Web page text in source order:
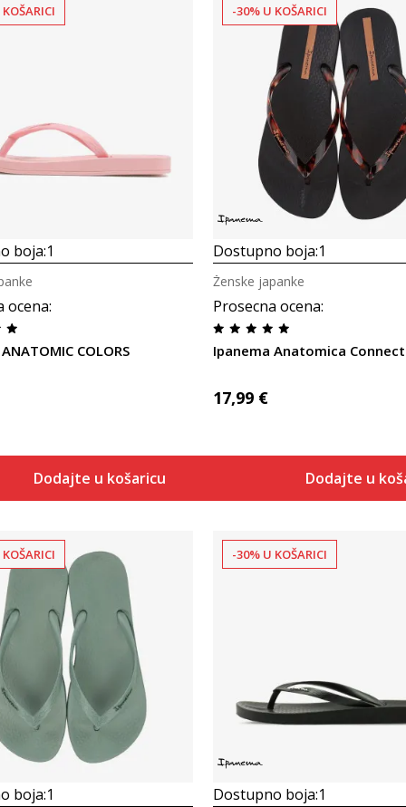
boja:1
ocena:
COLORS
Dodajte u košaricu
Uporedi
-30% U KOŠARICI
Dostupno boja:1
Prosecna ocena:
Ipanema Anatomica
Ženske japanke
17,99 €
Dodajte u
Uporedi
boja:1
-30% U KOŠARICI
Dostupno boja:1